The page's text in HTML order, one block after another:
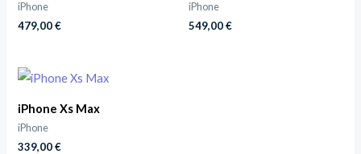
iPhone
479,00€
iPhone
549,00€
iPhone Xs Max
iPhone
339,00€